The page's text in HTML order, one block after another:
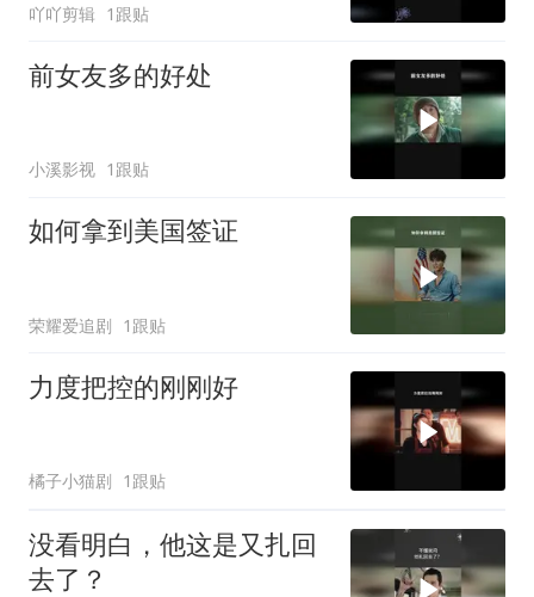
吖吖剪辑 1跟贴
前女友多的好处
小溪影视 1跟贴
如何拿到美国签证
荣耀爱追剧 1跟贴
力度把控的刚刚好
橘子小猫剧 1跟贴
没看明白，他这是又扎回
去了？